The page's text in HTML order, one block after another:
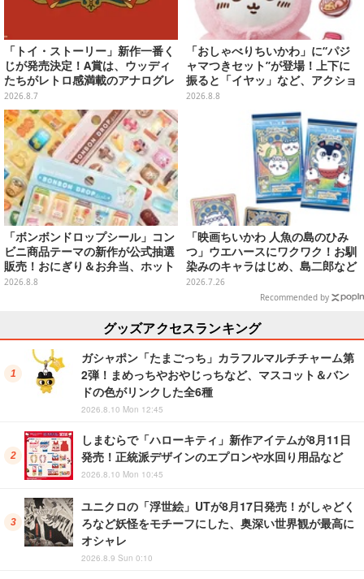
「トイ・ストーリー」新作一番く
じが発売決定！A賞は、ウッディ
たちがレトロ感満載のアナログレ
コード上を走る姿で立体化
2026.8.7
「おしゃべりちいかわ」に“パジ
ャマつきセット”が登場！上下に
振ると「イヤッ」など、アクショ
ンに応じて喋ってくれる
2026.8.8
「ボンボンドロップシール」コン
ビニ商品テーマの新作が公式抽選
販売！おにぎり＆お弁当、ホット
スナックなど4種セット
2026.8.8
「映画ちいかわ 人魚の島のひみ
つ」ウエハースにワクワク！お馴
染みのキャラはじめ、島二郎など
セイレーン編カード全22種
2026.7.26
Recommended by
グッズアクセスランキング
ガシャポン「たまごっち」カラフルマルチチャーム第
2弾！まめっちやおやじっちなど、マスコット＆バン
ドの色がリンクした全6種
2026.8.10 Mon 12:45
しまむらで「ハローキティ」新作アイテムが8月11日
発売！正統派デザインのエプロンや水回り用品など
2026.8.10 Mon 10:45
ユニクロの「浮世絵」UTが8月17日発売！がしゃどく
ろなど妖怪をモチーフにした、奥深い世界観が最高に
オシャレ
2026.8.9 Sun 0:10